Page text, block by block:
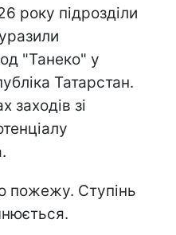
року підрозділи
"Танеко" у
Татарстан.
заходів зі
пожежу. Ступінь